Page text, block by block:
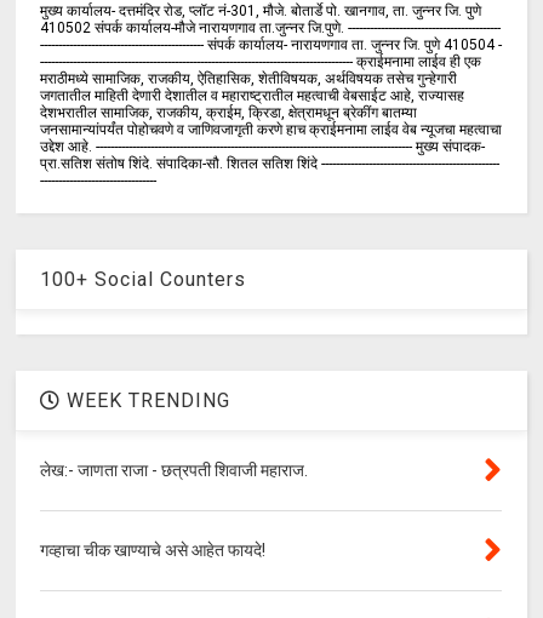
मुख्य कार्यालय- दत्तमंदिर रोड, प्लॉट नं-301, मौजे. बोतार्डे पो. खानगाव, ता. जुन्नर जि. पुणे
410502 संपर्क कार्य‍ालय-मौजे नारायणगाव ता.जुन्नर जि.पुणे. ------------------------------------------
--------------------------------------------- संपर्क कार्यालय- नारायणगाव ता. जुन्नर जि. पुणे 410504 -
-------------------------------------------------------------------------------------- क्राईमनामा लाईव ही एक
मराठीमध्ये सामाजिक, राजकीय, ऐतिहासिक, शेतीविषयक, अर्थविषयक तसेच गुन्हेगारी
जगतातील माहिती देणारी देशातील व महाराष्ट्रातील महत्वाची वेबसाईट आहे, राज्यासह
देशभरातील सामाजिक, राजकीय, क्राईम, क्रिडा, क्षेत्रामधून ब्रेकींग बातम्या
जनसामान्यांपर्यंत पोहोचवणे व जाणिवजागृती करणे हाच क्राईमनामा लाईव वेब न्यूजचा महत्वाचा
उद्देश आहे. --------------------------------------------------------------------------------------- मुख्य संपादक-
प्रा.सतिश संतोष शिंदे. संपादिका-सौ. शितल सतिश शिंदे -------------------------------------------------
--------------------------------
100+ Social Counters
WEEK TRENDING
लेख:- जाणता राजा - छत्रपती शिवाजी महाराज.
गव्हाचा चीक खाण्याचे असे आहेत फायदे!